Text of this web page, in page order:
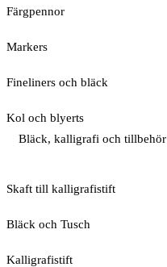
Färgpennor
Markers
Fineliners och bläck
Kol och blyerts
Bläck, kalligrafi och tillbehör
Skaft till kalligrafistift
Bläck och Tusch
Kalligrafistift